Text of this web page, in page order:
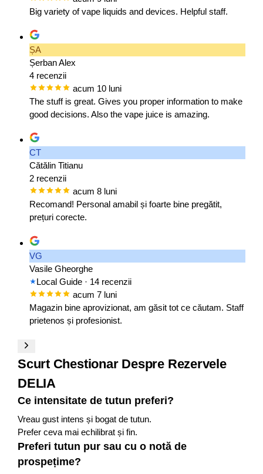
Big variety of vape liquids and devices. Helpful staff.
ȘA
Șerban Alex
4 recenzii
acum 10 luni
The stuff is great. Gives you proper information to make
good decisions. Also the vape juice is amazing.
CT
Cătălin Titianu
2 recenzii
acum 8 luni
Recomand! Personal amabil și foarte bine pregătit,
prețuri corecte.
VG
Vasile Gheorghe
Local Guide · 14 recenzii
acum 7 luni
Magazin bine aprovizionat, am găsit tot ce căutam. Staff
prietenos și profesionist.
Scurt Chestionar Despre Rezervele
DELIA
Ce intensitate de tutun preferi?
Vreau gust intens și bogat de tutun.
Prefer ceva mai echilibrat și fin .
Preferi tutun pur sau cu o notă de
prospețime?